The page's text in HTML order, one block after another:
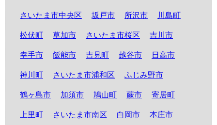
さいたま市中央区 坂戸市 所沢市 川島町
松伏町 草加市 さいたま市桜区 吉川市
幸手市 飯能市 吉見町 越谷市 日高市
神川町 さいたま市浦和区 ふじみ野市
鶴ヶ島市 加須市 鳩山町 蕨市 寄居町
上里町 さいたま市南区 白岡市 本庄市